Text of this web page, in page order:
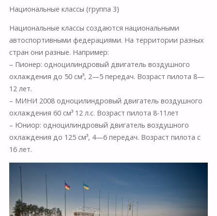
Национальные классы (группа 3)
Национальные классы создаются национальными
автоспортивными федерациями. На территории разных
стран они разные. Например:
– Пионер: одноцилиндровый двигатель воздушного
охлаждения до 50 см³, 2—5 передач. Возраст пилота 8—
12 лет.
– МИНИ 2008 одноцилиндровый двигатель воздушного
охлаждения 60 см³ 12 л.с. Возраст пилота 8-11лет
– Юниор: одноцилиндровый двигатель воздушного
охлаждения до 125 см³, 4—6 передач. Возраст пилота с
16 лет.